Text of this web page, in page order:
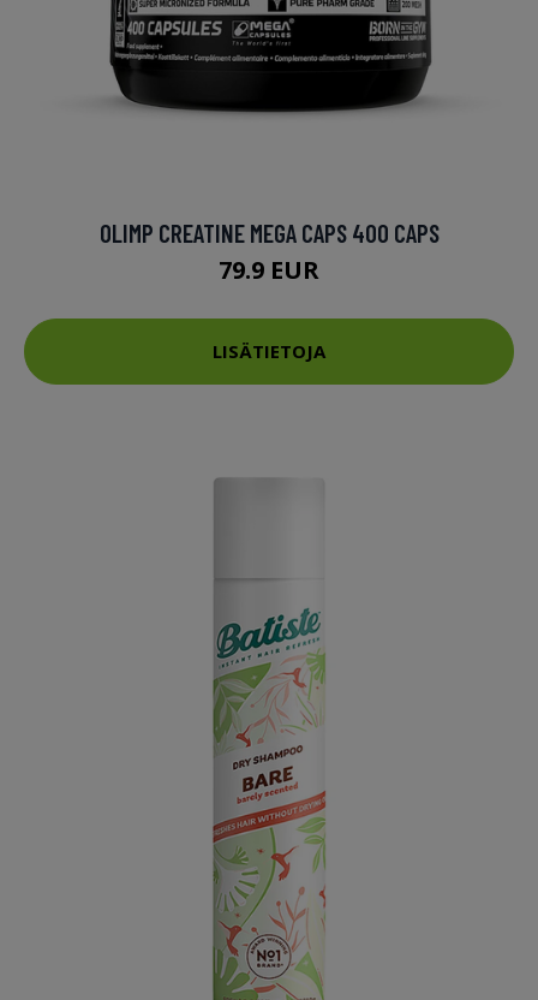
OLIMP CREATINE MEGA CAPS 400 CAPS
79.9 EUR
LISÄTIETOJA